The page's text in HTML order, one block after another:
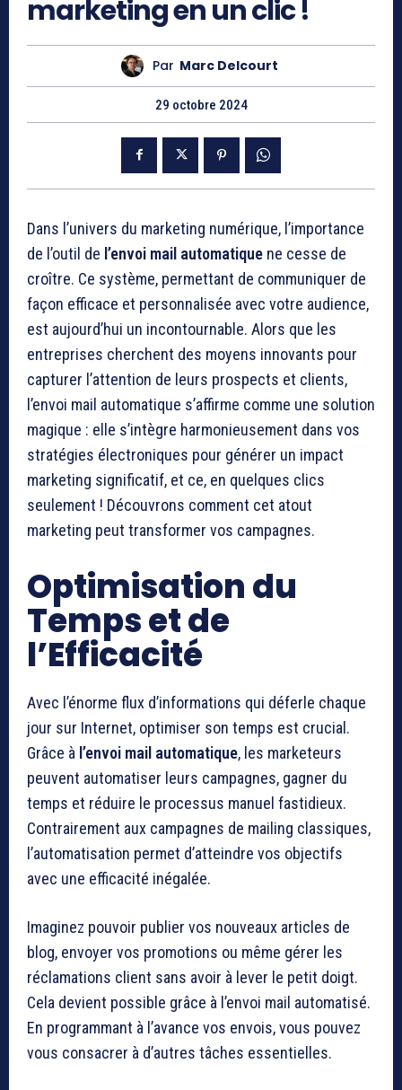
marketing en un clic !
Par Marc Delcourt
29 octobre 2024
Dans l’univers du marketing numérique, l’importance
de l’outil de l’envoi mail automatique ne cesse de
croître. Ce système, permettant de communiquer de
façon efficace et personnalisée avec votre audience,
est aujourd’hui un incontournable. Alors que les
entreprises cherchent des moyens innovants pour
capturer l’attention de leurs prospects et clients,
l’envoi mail automatique s’affirme comme une solution
magique : elle s’intègre harmonieusement dans vos
stratégies électroniques pour générer un impact
marketing significatif, et ce, en quelques clics
seulement ! Découvrons comment cet atout
marketing peut transformer vos campagnes.
Optimisation du
Temps et de
l’Efficacité
Avec l’énorme flux d’informations qui déferle chaque
jour sur Internet, optimiser son temps est crucial.
Grâce à l’envoi mail automatique, les marketeurs
peuvent automatiser leurs campagnes, gagner du
temps et réduire le processus manuel fastidieux.
Contrairement aux campagnes de mailing classiques,
l’automatisation permet d’atteindre vos objectifs
avec une efficacité inégalée.
Imaginez pouvoir publier vos nouveaux articles de
blog, envoyer vos promotions ou même gérer les
réclamations client sans avoir à lever le petit doigt.
Cela devient possible grâce à l’envoi mail automatisé.
En programmant à l’avance vos envois, vous pouvez
vous consacrer à d’autres tâches essentielles.